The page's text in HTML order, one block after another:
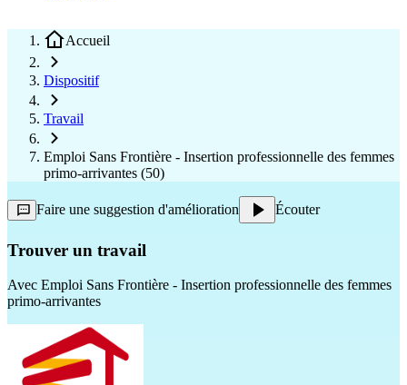
Accueil
Dispositif
Travail
Emploi Sans Frontière - Insertion professionnelle des femmes
primo-arrivantes (50)
Faire une suggestion d'amélioration Écouter
Trouver un travail
Avec Emploi Sans Frontière - Insertion professionnelle des femmes
primo-arrivantes